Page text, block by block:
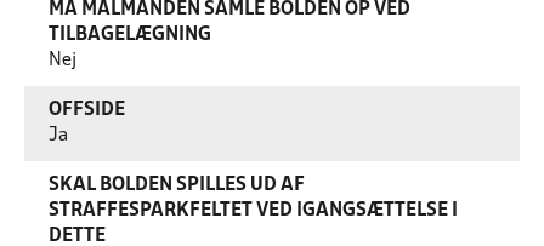
MÅ MÅLMANDEN SAMLE BOLDEN OP VED
TILBAGELÆGNING
Nej
OFFSIDE
Ja
SKAL BOLDEN SPILLES UD AF
STRAFFESPARKFELTET VED IGANGSÆTTELSE I
DETTE